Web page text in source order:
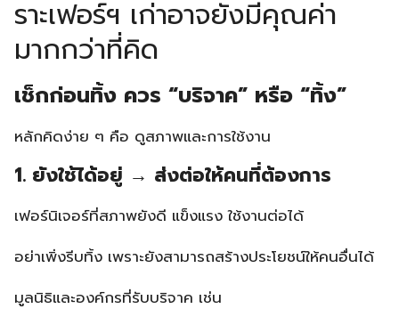
ราะเฟอร์ฯ เก่าอาจยังมีคุณค่า
มากกว่าที่คิด
เช็กก่อนทิ้ง ควร “บริจาค” หรือ “ทิ้ง”
หลักคิดง่าย ๆ คือ ดูสภาพและการใช้งาน
1. ยังใช้ได้อยู่ → ส่งต่อให้คนที่ต้องการ
เฟอร์นิเจอร์ที่สภาพยังดี แข็งแรง ใช้งานต่อได้
อย่าเพิ่งรีบทิ้ง เพราะยังสามารถสร้างประโยชน์ให้คนอื่นได้
มูลนิธิและองค์กรที่รับบริจาค เช่น